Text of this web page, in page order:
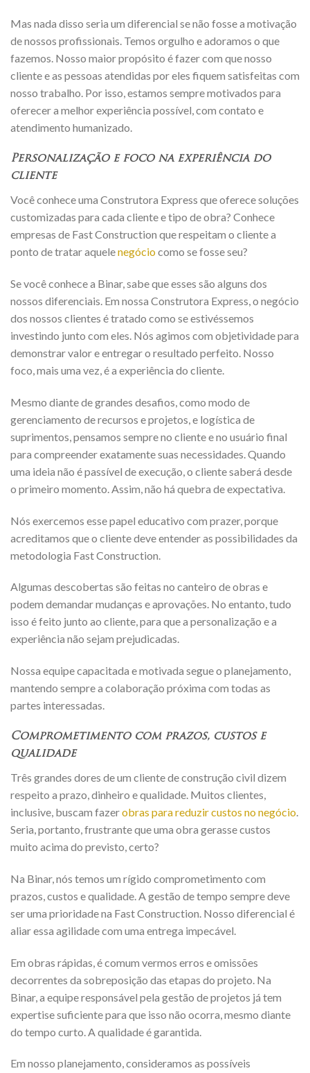
Mas nada disso seria um diferencial se não fosse a motivação
de nossos profissionais. Temos orgulho e adoramos o que
fazemos. Nosso maior propósito é fazer com que nosso
cliente e as pessoas atendidas por eles fiquem satisfeitas com
nosso trabalho. Por isso, estamos sempre motivados para
oferecer a melhor experiência possível, com contato e
atendimento humanizado.
Personalização e foco na experiência do
cliente
Você conhece uma Construtora Express que oferece soluções
customizadas para cada cliente e tipo de obra? Conhece
empresas de Fast Construction que respeitam o cliente a
ponto de tratar aquelenegóciocomo se fosse seu?
Se você conhece a Binar, sabe que esses são alguns dos
nossos diferenciais. Em nossa Construtora Express, o negócio
dos nossos clientes é tratado como se estivéssemos
investindo junto com eles. Nós agimos com objetividade para
demonstrar valor e entregar o resultado perfeito. Nosso
foco, mais uma vez, é a experiência do cliente.
Mesmo diante de grandes desafios, como modo de
gerenciamento de recursos e projetos, e logística de
suprimentos, pensamos sempre no cliente e no usuário final
para compreender exatamente suas necessidades. Quando
uma ideia não é passível de execução, o cliente saberá desde
o primeiro momento. Assim, não há quebra de expectativa.
Nós exercemos esse papel educativo com prazer, porque
acreditamos que o cliente deve entender as possibilidades da
metodologia Fast Construction.
Algumas descobertas são feitas no canteiro de obras e
podem demandar mudanças e aprovações. No entanto, tudo
isso é feito junto ao cliente, para que a personalização e a
experiência não sejam prejudicadas.
Nossa equipe capacitada e motivada segue o planejamento,
mantendo sempre a colaboração próxima com todas as
partes interessadas.
Comprometimento com prazos, custos e
qualidade
Três grandes dores de um cliente de construção civil dizem
respeito a prazo, dinheiro e qualidade. Muitos clientes,
inclusive, buscam fazerobras para reduzir custos no negócio.
Seria, portanto, frustrante que uma obra gerasse custos
muito acima do previsto, certo?
Na Binar, nós temos um rígido comprometimento com
prazos, custos e qualidade. A gestão de tempo sempre deve
ser uma prioridade na Fast Construction. Nosso diferencial é
aliar essa agilidade com uma entrega impecável.
Em obras rápidas, é comum vermos erros e omissões
decorrentes da sobreposição das etapas do projeto. Na
Binar, a equipe responsável pela gestão de projetos já tem
expertise suficiente para que isso não ocorra, mesmo diante
do tempo curto. A qualidade é garantida.
Em nosso planejamento, consideramos as possíveis